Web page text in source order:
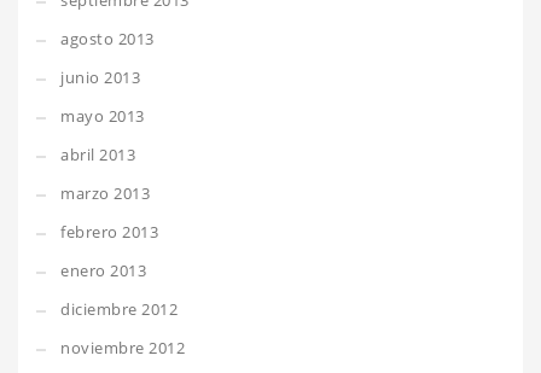
agosto 2013
junio 2013
mayo 2013
abril 2013
marzo 2013
febrero 2013
enero 2013
diciembre 2012
noviembre 2012